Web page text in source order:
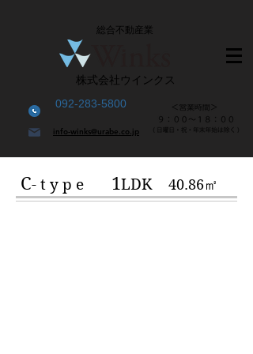
総合不動産業
株式会社ウインクス
092-283-5800
info-winks@urabe.co.jp
C- t y p e 1LDK 40.86㎡